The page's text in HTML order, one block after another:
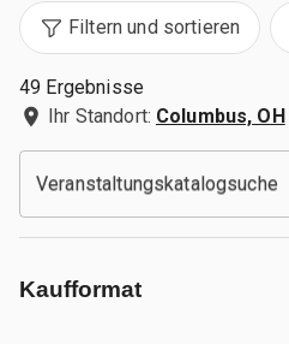
Filtern und sortieren
49 Ergebnisse
Ihr Standort: Columbus, OH
Veranstaltungskatalogsuche
Kaufformat